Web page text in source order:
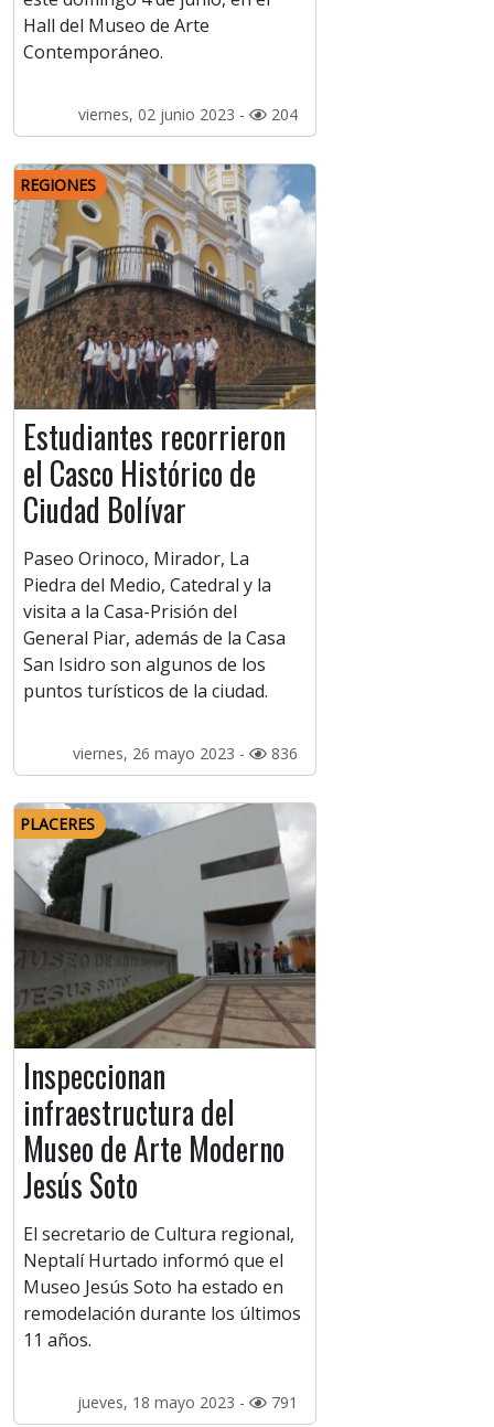
Hall del Museo de Arte
Contemporáneo.
viernes, 02 junio 2023 - 204
REGIONES
Estudiantes recorrieron
el Casco Histórico de
Ciudad Bolívar
Paseo Orinoco, Mirador, La
Piedra del Medio, Catedral y la
visita a la Casa-Prisión del
General Piar, además de la Casa
San Isidro son algunos de los
puntos turísticos de la ciudad.
viernes, 26 mayo 2023 - 836
PLACERES
Inspeccionan
infraestructura del
Museo de Arte Moderno
Jesús Soto
El secretario de Cultura regional,
Neptalí Hurtado informó que el
Museo Jesús Soto ha estado en
remodelación durante los últimos
11 años.
jueves, 18 mayo 2023 - 791